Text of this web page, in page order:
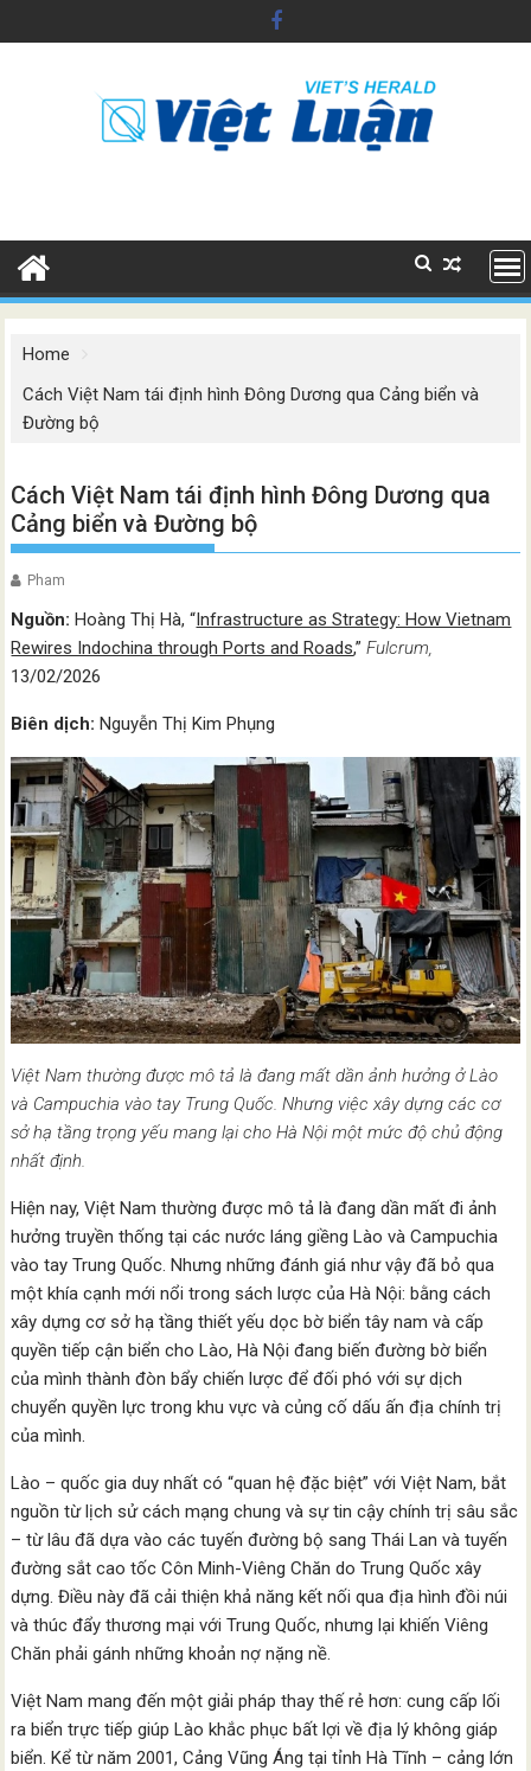
to
Home
Cách Việt Nam tái định hình Đông Dương qua Cảng biển và
Đường bộ
Cách Việt Nam tái định hình Đông Dương qua
Cảng biển và Đường bộ
Pham
Nguồn: Hoàng Thị Hà, “Infrastructure as Strategy: How Vietnam
Rewires Indochina through Ports and Roads,”Fulcrum,
13/02/2026
Biên dịch:Nguyễn Thị Kim Phụng
Việt Nam thường được mô tả là đang mất dần ảnh hưởng ở Lào
và Campuchia vào tay Trung Quốc. Nhưng việc xây dựng các cơ
sở hạ tầng trọng yếu mang lại cho Hà Nội một mức độ chủ động
nhất định.
Hiện nay, Việt Nam thường được mô tả là đang dần mất đi ảnh
hưởng truyền thống tại các nước láng giềng Lào và Campuchia
vào tay Trung Quốc. Nhưng những đánh giá như vậy đã bỏ qua
một khía cạnh mới nổi trong sách lược của Hà Nội: bằng cách
xây dựng cơ sở hạ tầng thiết yếu dọc bờ biển tây nam và cấp
quyền tiếp cận biển cho Lào, Hà Nội đang biến đường bờ biển
của mình thành đòn bẩy chiến lược để đối phó với sự dịch
chuyển quyền lực trong khu vực và củng cố dấu ấn địa chính trị
của mình.
Lào – quốc gia duy nhất có “quan hệ đặc biệt” với Việt Nam, bắt
nguồn từ lịch sử cách mạng chung và sự tin cậy chính trị sâu sắc
– từ lâu đã dựa vào các tuyến đường bộ sang Thái Lan và tuyến
đường sắt cao tốc Côn Minh-Viêng Chăn do Trung Quốc xây
dựng. Điều này đã cải thiện khả năng kết nối qua địa hình đồi núi
và thúc đẩy thương mại với Trung Quốc, nhưng lại khiến Viêng
Chăn phải gánh những khoản nợ nặng nề.
Việt Nam mang đến một giải pháp thay thế rẻ hơn: cung cấp lối
ra biển trực tiếp giúp Lào khắc phục bất lợi về địa lý không giáp
biển. Kể từ năm 2001, Cảng Vũng Áng tại tỉnh Hà Tĩnh – cảng lớn